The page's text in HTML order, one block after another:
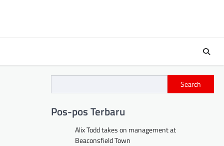
Search
Pos-pos Terbaru
Alix Todd takes on management at
Beaconsfield Town